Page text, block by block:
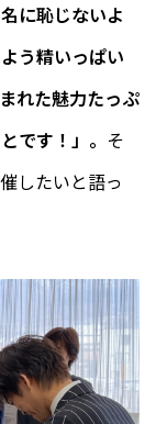
に恥じないよ
う精いっぱい
れた魅力たっぷ
です！」。 そ
したいと語っ